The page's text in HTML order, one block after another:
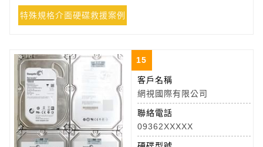
特殊規格介面硬碟救援案例
15
客戶名稱
網視國際有限公司
聯絡電話
09362XXXXX